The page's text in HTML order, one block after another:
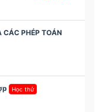
CÁC PHÉP TOÁN
Học thử